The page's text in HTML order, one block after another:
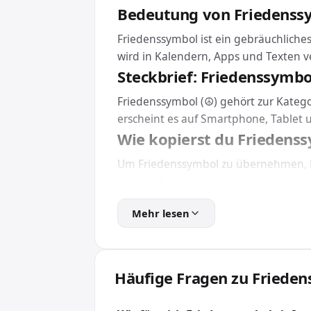
Bedeutung von
Friedenssymbol ist ein
wird in Kalendern, Apps und Texten
Steckbrief:
Friedenssymbol (☮) gehört zur
erscheint es auf Smartphone,
Wie kopierst du
Um Friedenssymbol zu
Eine Installation brauchst du dafür
So wird das Zeichen unabhängig
Wofür wird
Mehr lesen
Häufige Fragen zu